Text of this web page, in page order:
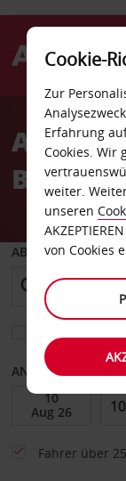
Avis
Blvd
ABHOLEN VON
ANFANGSDATUM
Fahrer über 25
Cookie-
Zur
Erfahrung
Cookies. Wir
weiter.
unseren
von Cookies